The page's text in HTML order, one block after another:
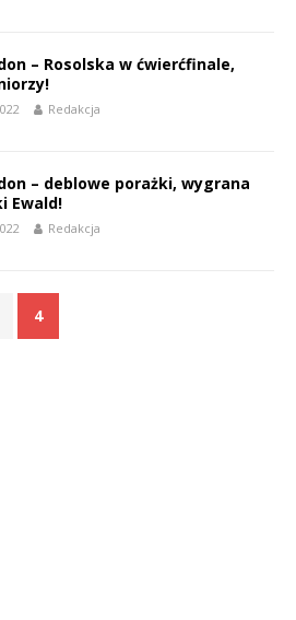
– Rosolska w ćwierćfinale,
Redakcja
– deblowe porażki, wygrana
Ewald!
Redakcja
4